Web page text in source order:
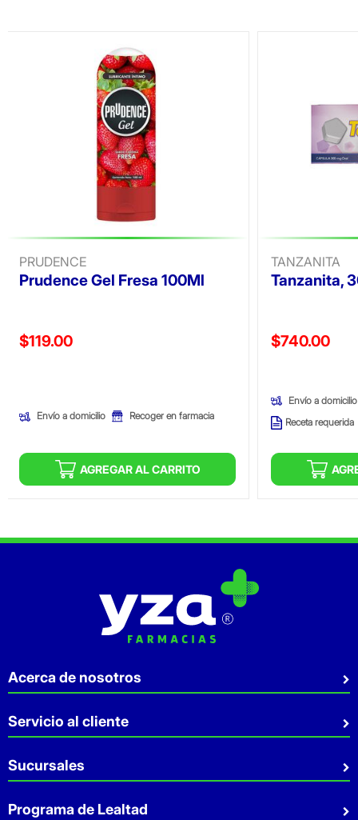
PRUDENCE
Prudence Gel Fresa 100Ml
Precio reducido de
$119.00
Envío a domicilio Recoger en farmacia
AGREGAR AL CARRITO
TANZANITA
Tanzanita,
Precio
$740.00
Envío a domicilio
Receta requerida
Acerca de nosotros
Quiénes somos
Sostenibilidad
Aviso de privacidad
Servicio al cliente
Preguntas Frecuentes
Contacto
Facturación
Sucursales
Sucursales
Programa de Lealtad